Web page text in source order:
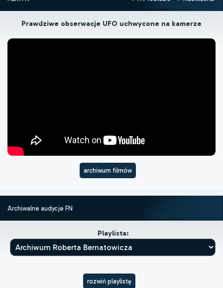
Prawdziwe obserwacje UFO uchwycone na kamerze
archiwum filmów
Archiwalne audycje FN
Playlista:
rozwiń playlistę